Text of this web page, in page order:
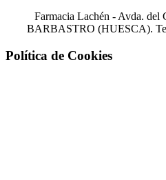
Farmacia Lachén - Avda. del
BARBASTRO (HUESCA).
Política de Cookies